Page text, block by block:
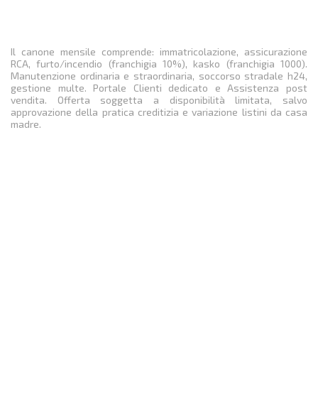
Il canone mensile comprende: immatricolazione, assicurazione
RCA, furto/incendio (franchigia 10%), kasko (franchigia 1000).
Manutenzione ordinaria e straordinaria, soccorso stradale h24,
gestione multe. Portale Clienti dedicato e Assistenza post
vendita. Offerta soggetta a disponibilità limitata, salvo
approvazione della pratica creditizia e variazione listini da casa
madre.